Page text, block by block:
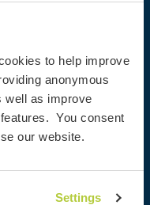
to help improve
anonymous
well as improve
You consent
our website.
Settings